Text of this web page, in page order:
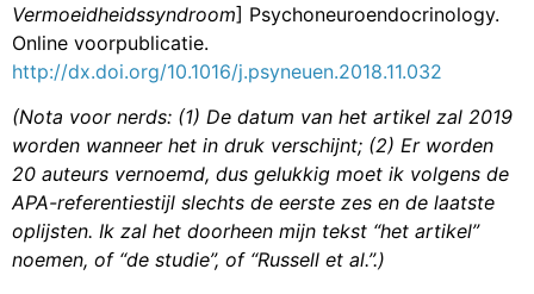
Vermoeidheidssyndroom] Psychoneuroendocrinology.
Online voorpublicatie.
http://dx.doi.org/10.1016/j.psyneuen.2018.11.032
(Nota voor nerds: (1) De datum van het artikel zal 2019
worden wanneer het in druk verschijnt; (2) Er worden
20 auteurs vernoemd, dus gelukkig moet ik volgens de
APA-referentiestijl slechts de eerste zes en de laatste
oplijsten. Ik zal het doorheen mijn tekst “het artikel”
noemen, of “de studie”, of “Russell et al.”.)